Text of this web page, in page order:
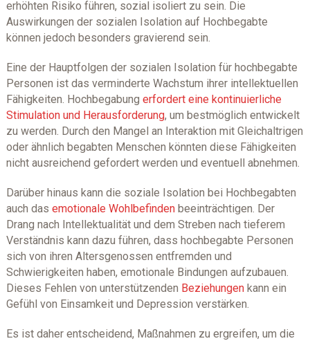
erhöhten Risiko führen, sozial isoliert zu sein. Die
Auswirkungen der sozialen Isolation auf Hochbegabte
können jedoch besonders gravierend sein.
Eine der Hauptfolgen der sozialen Isolation für hochbegabte
Personen ist das verminderte Wachstum ihrer intellektuellen
Fähigkeiten. Hochbegabung erfordert eine kontinuierliche
Stimulation und Herausforderung, um bestmöglich entwickelt
zu werden. Durch den Mangel an Interaktion mit Gleichaltrigen
oder ähnlich begabten Menschen könnten diese Fähigkeiten
nicht ausreichend gefordert werden und eventuell abnehmen.
Darüber hinaus kann die soziale Isolation bei Hochbegabten
auch das emotionale Wohlbefindenbeeinträchtigen. Der
Drang nach Intellektualität und dem Streben nach tieferem
Verständnis kann dazu führen, dass hochbegabte Personen
sich von ihren Altersgenossen entfremden und
Schwierigkeiten haben, emotionale Bindungen aufzubauen.
Dieses Fehlen von unterstützenden Beziehungenkann ein
Gefühl von Einsamkeit und Depression verstärken.
Es ist daher entscheidend, Maßnahmen zu ergreifen, um die